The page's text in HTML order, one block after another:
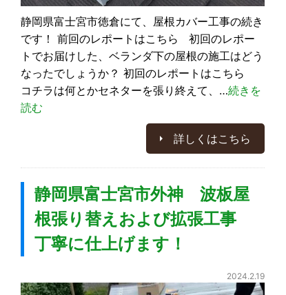
静岡県富士宮市徳倉にて、屋根カバー工事の続き
です！ 前回のレポートはこちら 初回のレポー
トでお届けした、ベランダ下の屋根の施工はどう
なったでしょうか？ 初回のレポートはこちら
コチラは何とかセネターを張り終えて、…続きを
読む
詳しくはこちら
静岡県富士宮市外神 波板屋
根張り替えおよび拡張工事
丁寧に仕上げます！
2024.2.19